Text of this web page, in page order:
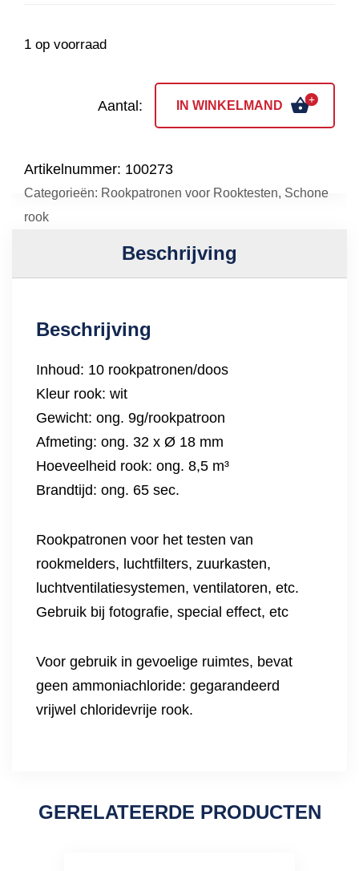
1 op voorraad
Pure-
AX
aantal
IN WINKELMAND
Artikelnummer: 100273
Categorieën: Rookpatronen voor Rooktesten, Schone
rook
Beschrijving
Beschrijving
Inhoud: 10 rookpatronen/doos
Kleur rook: wit
Gewicht: ong. 9g/rookpatroon
Afmeting: ong. 32 x Ø 18 mm
Hoeveelheid rook: ong. 8,5 m³
Brandtijd: ong. 65 sec.
Rookpatronen voor het testen van
rookmelders, luchtfilters, zuurkasten,
luchtventilatiesystemen, ventilatoren, etc.
Gebruik bij fotografie, special effect, etc
Voor gebruik in gevoelige ruimtes, bevat
geen ammoniachloride: gegarandeerd
vrijwel chloridevrije rook.
GERELATEERDE PRODUCTEN